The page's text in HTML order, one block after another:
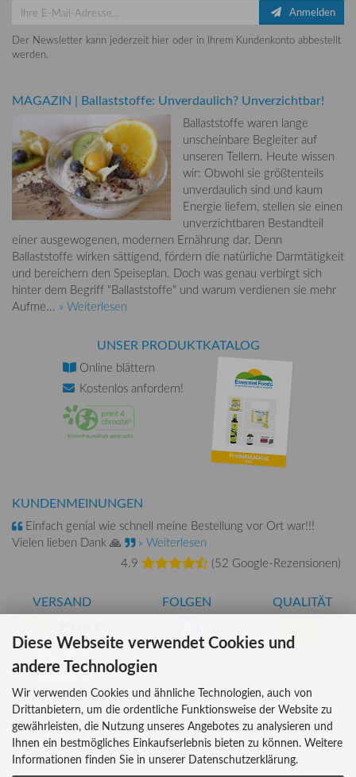
Anmelden
Der Newsletter kann jederzeit hier oder in Ihrem Kundenkonto abbestellt
werden.
MAGAZIN | Ballaststoffe: Unverdaulich? Unverzichtbar!
Ballaststoffe waren lange
unscheinbare Begleiter auf
unseren Tellern. Heute wissen
wir: Obwohl sie größtenteils
unverdaulich sind und kaum
Energie liefern, stellen sie einen
unverzichtbaren Bestandteil
einer ausgewogenen, modernen Ernährung dar. Denn
Ballaststoffe wirken sättigend, fördern die natürliche Darmtätigkeit
und bereichern den Speiseplan. Doch was genau verbirgt sich
hinter dem Begriff "Ballaststoffe" und warum verdienen sie mehr
Aufme... » Weiterlesen
UNSER PRODUKTKATALOG
Online blättern
Kostenlos anfordern!
KUNDENMEINUNGEN
Einfach genial wie schnell meine Bestellung vor Ort war!!!
Vielen lieben Dank 🙏
» Weiterlesen
4.9
(52 Google-Rezensionen)
VERSAND FOLGEN QUALITÄT
AT-BIO-401
INFORMATIONEN
Über uns
Versandkosten
ZAHLUNG
Kreditkarte
Diese Webseite verwendet Cookies und
andere Technologien
Wir verwenden Cookies und ähnliche Technologien, auch von
Drittanbietern, um die ordentliche Funktionsweise der Website zu
gewährleisten, die Nutzung unseres Angebotes zu analysieren und
Ihnen ein bestmögliches Einkaufserlebnis bieten zu können. Weitere
Informationen finden Sie in unserer Datenschutzerklärung.